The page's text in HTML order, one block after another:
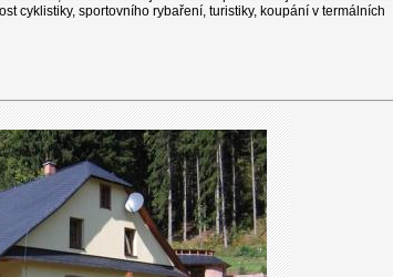
cyklistiky, sportovního rybaření, turistiky, koupání v termálních